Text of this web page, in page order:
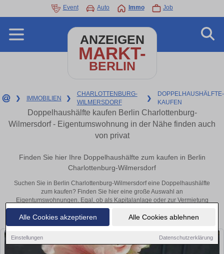
Alle Cookies akzeptieren Alle Cookies ablehnen
Einstellungen Datenschutzerklärung
Event Auto Immo Job
ANZEIGEN
MARKT-
BERLIN
❯ IMMOBILIEN ❯
CHARLOTTENBURG-
WILMERSDORF
❯
DOPPELHAUSHÄLFTE-
KAUFEN
Doppelhaushälfte kaufen Berlin Charlottenburg-
Wilmersdorf - Eigentumswohnung in der Nähe finden auch
von privat
Finden Sie hier Ihre Doppelhaushälfte zum kaufen in Berlin
Charlottenburg-Wilmersdorf
Suchen Sie in Berlin Charlottenburg-Wilmersdorf eine Doppelhaushälfte
zum kaufen? Finden Sie hier eine große Auswahl an
Eigentumswohnungen. Egal, ob als Kapitalanlage oder zur Vermietung
– hier finden Sie Ihre Immobilie in Berlin Charlottenburg-Wilmersdorf
oder in der Nähe.